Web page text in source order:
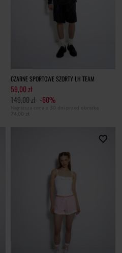
CZARNE SPORTOWE SZORTY LH TEAM
59,00 zł
149,00 zł -60%
Najniższa cena z 30 dni przed obniżką
74,00 zł